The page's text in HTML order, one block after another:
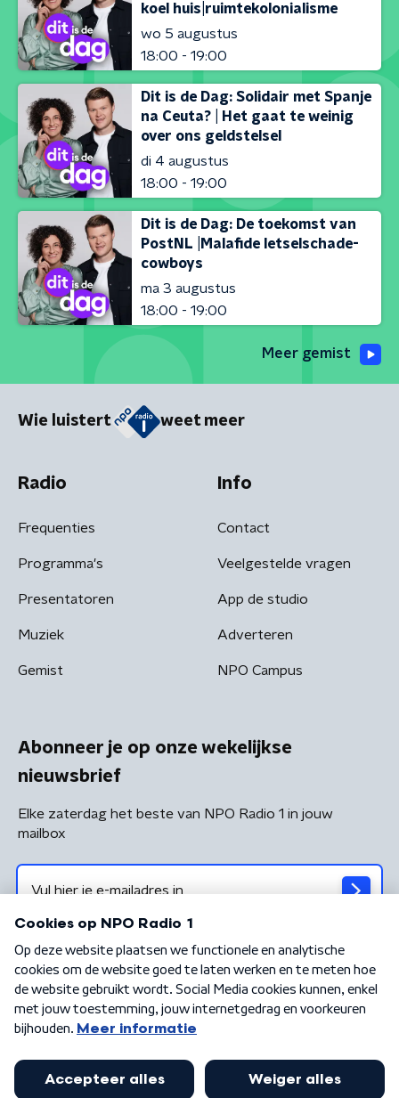
koel huis|ruimtekolonialisme
wo 5 augustus
18:00 - 19:00
Dit is de Dag: Solidair met Spanje
na Ceuta? | Het gaat te weinig
over ons geldstelsel
di 4 augustus
18:00 - 19:00
Dit is de Dag: De toekomst van
PostNL |Malafide letselschade-
cowboys
ma 3 augustus
18:00 - 19:00
Meer gemist
Wie luistert weet meer
Radio
Frequenties
Programma's
Presentatoren
Muziek
Gemist
Info
Contact
Veelgestelde vragen
App de studio
Adverteren
NPO Campus
Abonneer je op onze wekelijkse
nieuwsbrief
Elke zaterdag het beste van NPO Radio 1 in jouw
mailbox
Algemene voorwaarden